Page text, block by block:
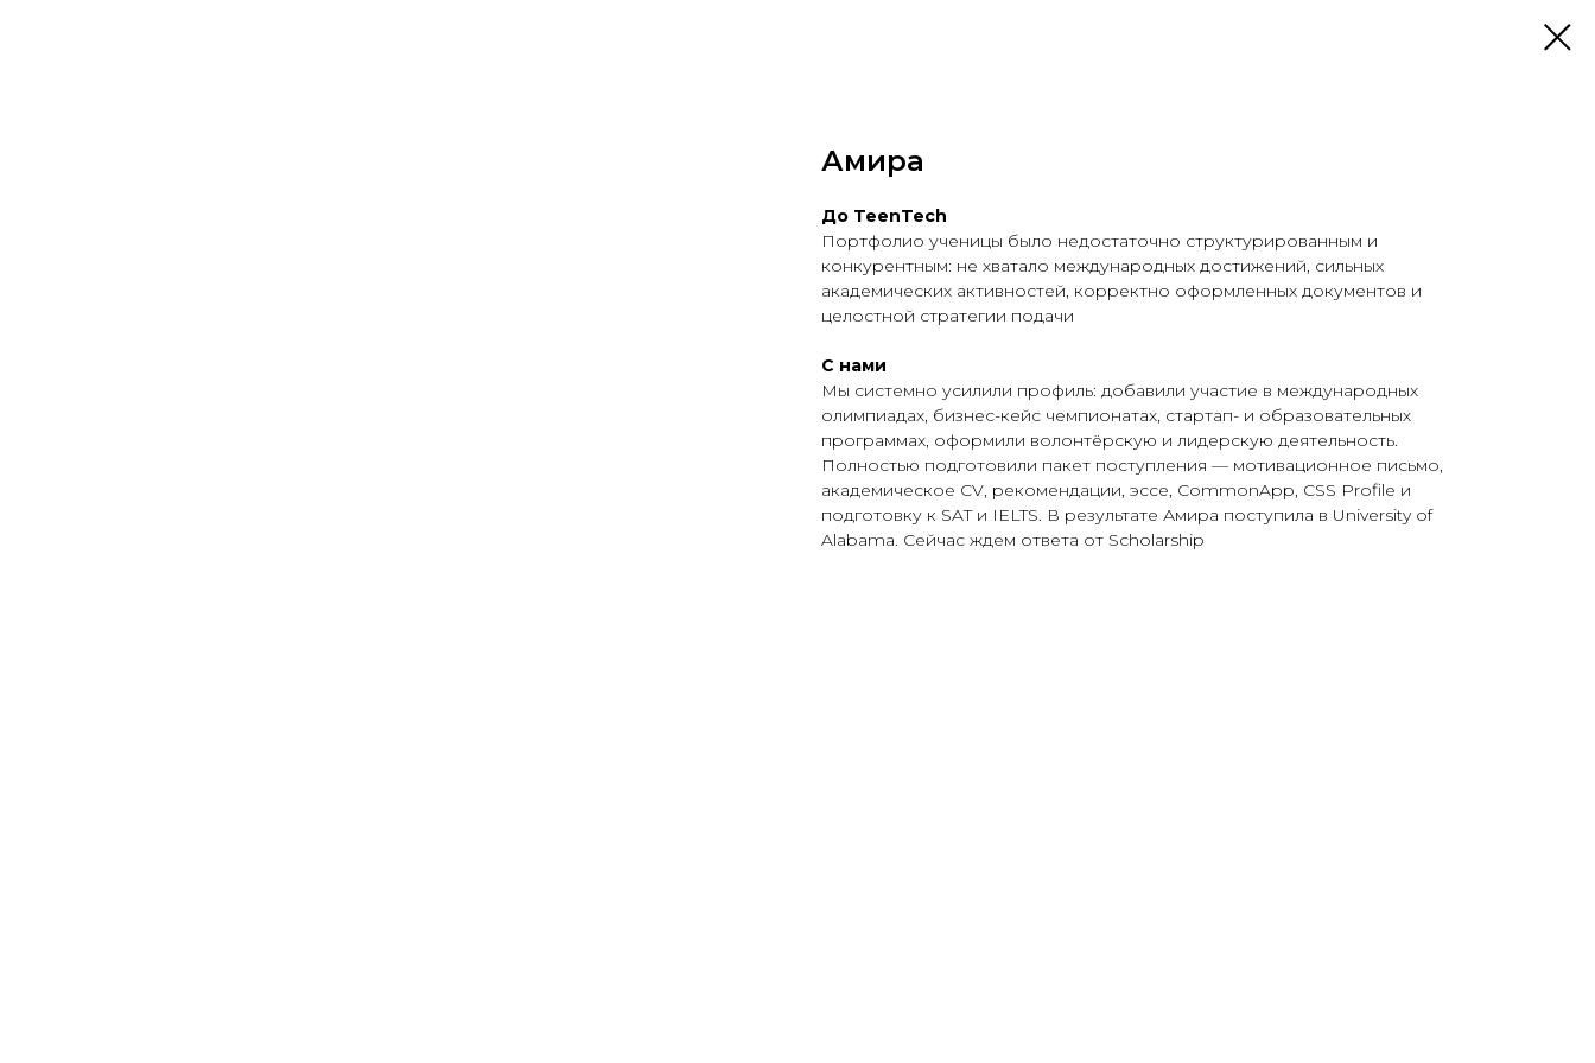
Амира
До TeenTech
Портфолио ученицы было недостаточно структурированным и
конкурентным: не хватало международных достижений, сильных
академических активностей, корректно оформленных документов и
целостной стратегии подачи
C нами
Мы системно усилили профиль: добавили участие в международных
олимпиадах, бизнес-кейс чемпионатах, стартап- и образовательных
программах, оформили волонтёрскую и лидерскую деятельность.
Полностью подготовили пакет поступления — мотивационное письмо,
академическое CV, рекомендации, эссе, CommonApp, CSS Profile и
подготовку к SAT и IELTS. В результате Амира поступила в University of
Alabama. Сейчас ждем ответа от Scholarship